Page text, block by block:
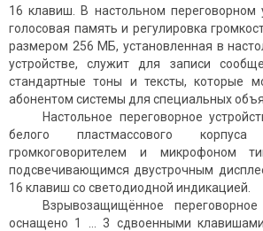
16 клавиш. В настольном переговорном
голосовая память и регулировка
размером 256 МБ, установленная в
устройстве, служит для записи
стандартные тоны и тексты, которые
абонентом системы для специальных
Настольное переговорное
белого пластмассового
громкоговорителем и микрофоном
подсвечивающимся двустрочным
16 клавиш со светоди­одной индикацией.
Взрывозащищённое переговорное
оснащено 1 … 3 сдвоенными